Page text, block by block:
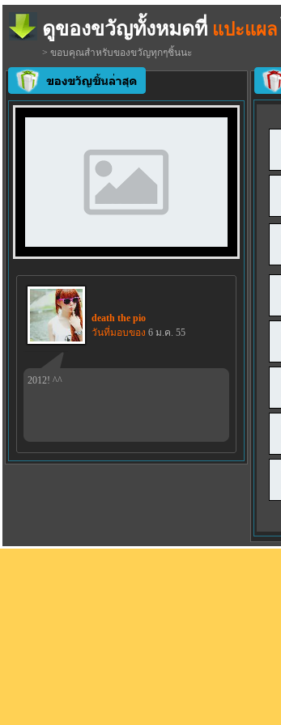
ดูของขวัญทั้งหมดที่ แปะแผล
> ขอบคุณสำหรับของขวัญทุกๆชิ้นนะ
death the pio
วันที่มอบของ 6 ม.ค. 55
2012! ^^